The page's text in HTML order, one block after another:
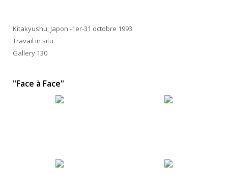
Kitakyushu, Japon -1er-31 octobre 1993
Travail in situ
Gallery 130
"Face à Face"